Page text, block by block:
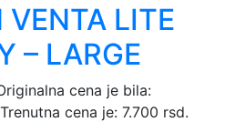
VENTA LITE
– LARGE
cena je bila:
Trenutna cena je: 7.700 rsd.